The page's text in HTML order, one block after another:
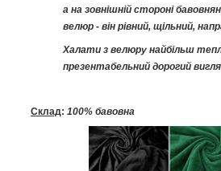
а на зовнішній стороні
велюр - він рівний, щільний,
Халати з велюру найбільш
презентабельний дорогий
Склад: 100% бавовна